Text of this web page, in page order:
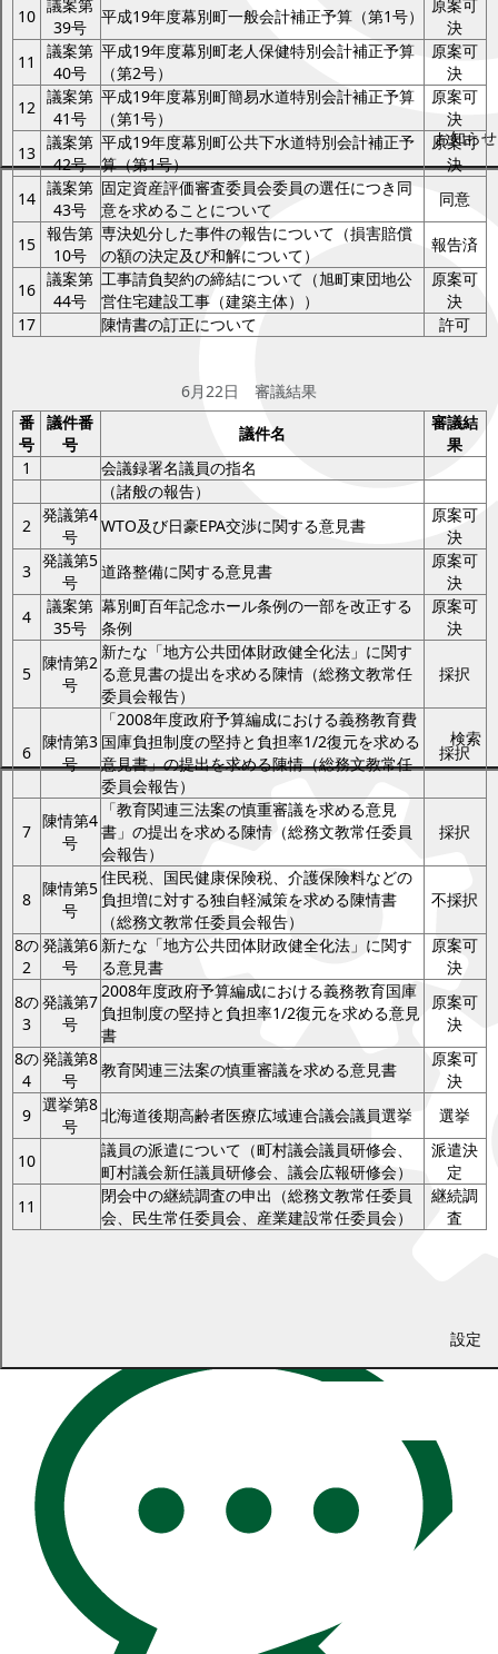
お知らせ
検索
設定
10
議案第
39号
平成19年度幕別町一般会計補正予算（第1号）
原案可
決
11
議案第
40号
平成19年度幕別町老人保健特別会計補正予算
（第2号）
原案可
決
12
議案第
41号
平成19年度幕別町簡易水道特別会計補正予算
（第1号）
原案可
決
13
議案第
42号
平成19年度幕別町公共下水道特別会計補正予
算（第1号）
原案可
決
14
議案第
43号
固定資産評価審査委員会委員の選任につき同
意を求めることについて
同意
15
報告第
10号
専決処分した事件の報告について（損害賠償
の額の決定及び和解について）
報告済
16
議案第
44号
工事請負契約の締結について（旭町東団地公
営住宅建設工事（建築主体））
原案可
決
17
陳情書の訂正について 許可
6月22日 審議結果
番
号
議件番
号
議件名
審議結
果
1
会議録署名議員の指名
（諸般の報告）
2
発議第4
号
WTO及び日豪EPA交渉に関する意見書
原案可
決
3
発議第5
号
道路整備に関する意見書
原案可
決
4
議案第
35号
幕別町百年記念ホール条例の一部を改正する
条例
原案可
決
5
陳情第2
号
新たな「地方公共団体財政健全化法」に関す
る意見書の提出を求める陳情（総務文教常任
委員会報告）
採択
6
陳情第3
号
「2008年度政府予算編成における義務教育費
国庫負担制度の堅持と負担率1/2復元を求める
意見書」の提出を求める陳情（総務文教常任
委員会報告）
採択
7
陳情第4
号
「教育関連三法案の慎重審議を求める意見
書」の提出を求める陳情（総務文教常任委員
会報告）
採択
8
陳情第5
号
住民税、国民健康保険税、介護保険料などの
負担増に対する独自軽減策を求める陳情書
（総務文教常任委員会報告）
不採択
8の
2
発議第6
号
新たな「地方公共団体財政健全化法」に関す
る意見書
原案可
決
8の
3
発議第7
号
2008年度政府予算編成における義務教育国庫
負担制度の堅持と負担率1/2復元を求める意見
書
原案可
決
8の
4
発議第8
号
教育関連三法案の慎重審議を求める意見書
原案可
決
9
選挙第8
号
北海道後期高齢者医療広域連合議会議員選挙 選挙
10
議員の派遣について（町村議会議員研修会、
町村議会新任議員研修会、議会広報研修会）
派遣決
定
11
閉会中の継続調査の申出（総務文教常任委員
会、民生常任委員会、産業建設常任委員会）
継続調
査